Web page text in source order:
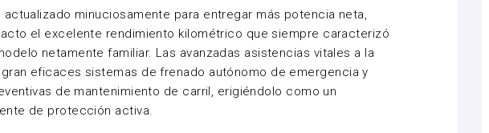
actualizado minuciosamente para entregar más potencia neta,
el excelente rendimiento kilométrico que siempre caracterizó
netamente familiar. Las avanzadas asistencias vitales a la
eficaces sistemas de frenado autónomo de emergencia y
de mantenimiento de carril, erigiéndolo como un
de protección activa.